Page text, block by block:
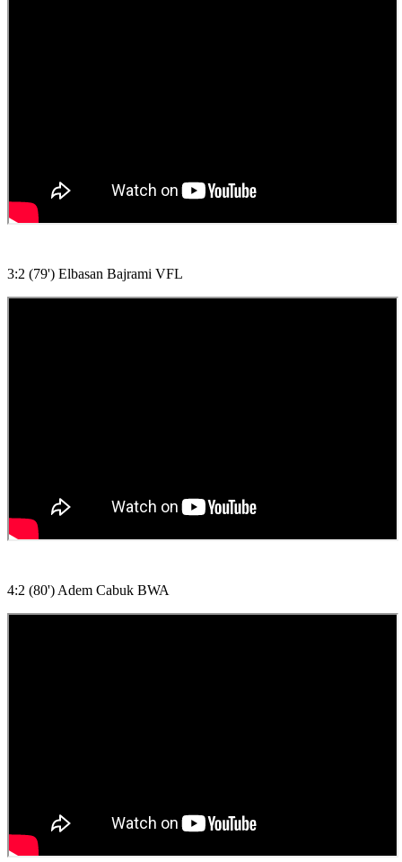
3:2 (79') Elbasan Bajrami VFL
4:2 (80') Adem Cabuk BWA